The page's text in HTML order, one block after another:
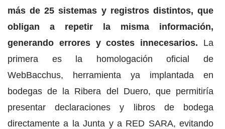
más de 25 sistemas y registros distintos, que
obligan a repetir la misma información,
generando errores y costes innecesarios. La
primera es la homologación oficial de
WebBacchus, herramienta ya implantada en
bodegas de la Ribera del Duero, que permitiría
presentar declaraciones y libros de bodega
directamente a la Junta y a RED SARA, evitando